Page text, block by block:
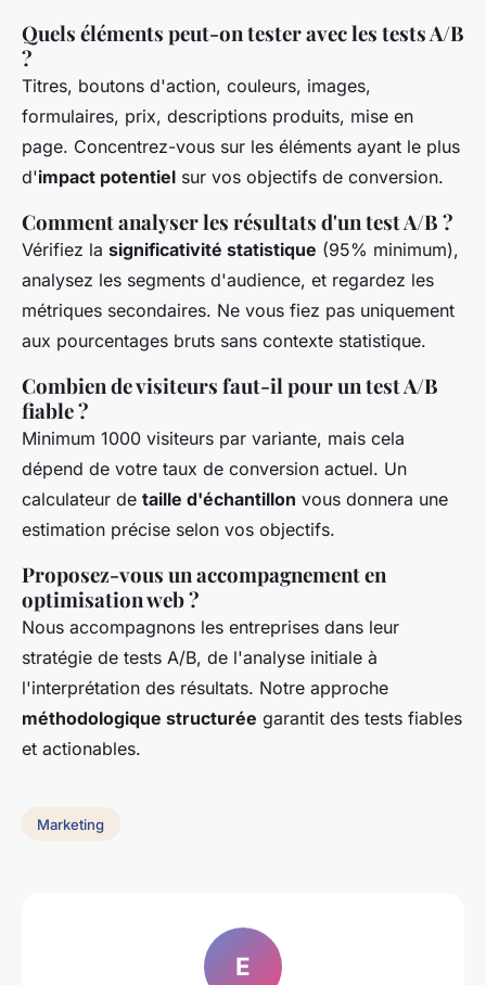
Quels éléments peut-on tester avec les tests A/B
?
Titres, boutons d'action, couleurs, images,
formulaires, prix, descriptions produits, mise en
page. Concentrez-vous sur les éléments ayant le plus
d'impact potentiel sur vos objectifs de conversion.
Comment analyser les résultats d'un test A/B ?
Vérifiez la significativité statistique (95% minimum),
analysez les segments d'audience, et regardez les
métriques secondaires. Ne vous fiez pas uniquement
aux pourcentages bruts sans contexte statistique.
Combien de visiteurs faut-il pour un test A/B
fiable ?
Minimum 1000 visiteurs par variante, mais cela
dépend de votre taux de conversion actuel. Un
calculateur de taille d'échantillon vous donnera une
estimation précise selon vos objectifs.
Proposez-vous un accompagnement en
optimisation web ?
Nous accompagnons les entreprises dans leur
stratégie de tests A/B, de l'analyse initiale à
l'interprétation des résultats. Notre approche
méthodologique structurée garantit des tests fiables
et actionables.
Marketing
E